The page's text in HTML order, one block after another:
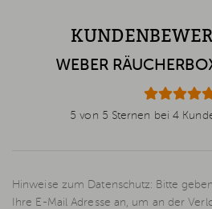
WEBER
5 von 5 Sternen bei 4
Hinweise zum Datenschutz: Bitte
Ihre E-Mail Adresse an, um an der